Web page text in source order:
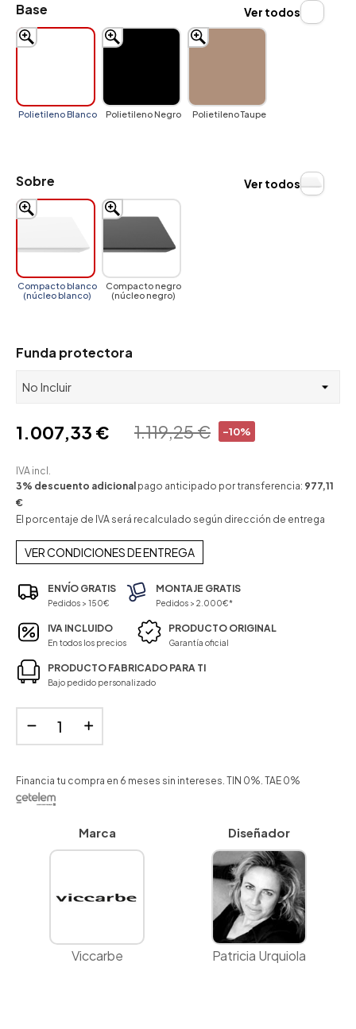
Base
Polietileno Blanco Polietileno Negro Polietileno Taupe
Ver todos
Sobre
Compacto blanco
(núcleo blanco)
Compacto negro
(núcleo negro)
Ver todos
Funda protectora
-10%
1.119,25 €
1.007,33 €
IVA incl.
3% descuento adicional pago anticipado por transferencia: 977,11
€
El porcentaje de IVA será recalculado según dirección de entrega
VER CONDICIONES DE ENTREGA
ENVÍO GRATIS
Pedidos > 150€
MONTAJE GRATIS
Pedidos > 2.000€*
IVA INCLUIDO
En todos los precios
PRODUCTO ORIGINAL
Garantía oficial
PRODUCTO FABRICADO PARA TI
Bajo pedido personalizado
Financia tu compra en 6 meses sin intereses. TIN 0%. TAE 0%
Marca
Viccarbe
Diseñador
Patricia Urquiola